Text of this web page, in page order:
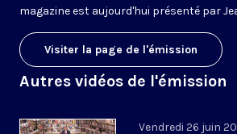
magazine est aujourd'hui présenté par
Visiter la page de l'émission
Autres vidéos de l'émission
Vendredi 26 juin